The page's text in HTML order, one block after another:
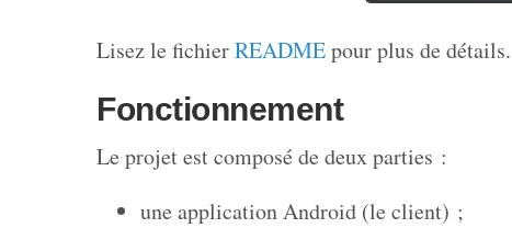
Lisez le fichierREADMEpour plus de détails.
Fonctionnement
Le projet est composé de deux parties :
une application Android (le client) ;